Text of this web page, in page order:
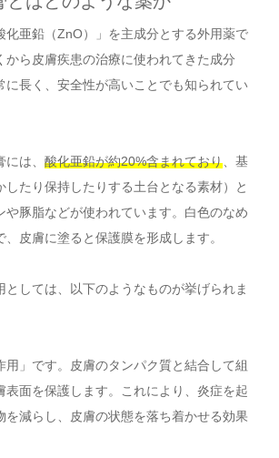
化亜鉛（ZnO）」を主成分とする外用薬で
から皮膚疾患の治療に使われてきた成分
に長く、安全性が高いことでも知られてい
は、 酸化亜鉛が約20%含まれており 、基
したり保持したりする土台となる素材）と
や豚脂などが使われています。白色のなめ
、皮膚に塗ると保護膜を形成します。
としては、以下のようなものが挙げられま
用」です。皮膚のタンパク質と結合して組
表面を保護します。これにより、炎症を起
を減らし、皮膚の状態を落ち着かせる効果